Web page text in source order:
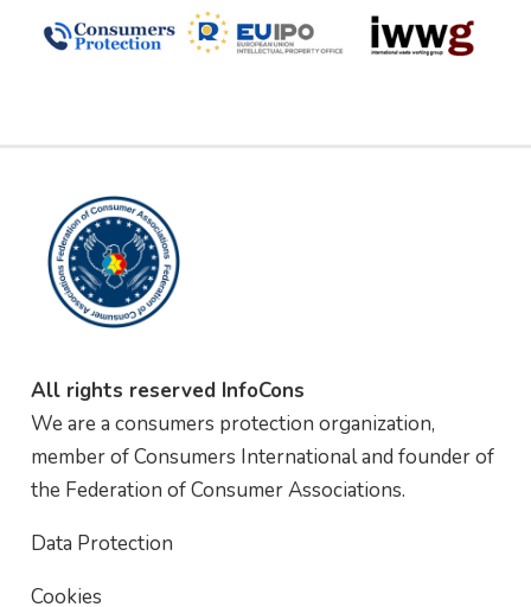
All rights reserved InfoCons
We are a consumers protection organization,
member of Consumers International and founder of
the Federation of Consumer Associations.
Data Protection
Cookies